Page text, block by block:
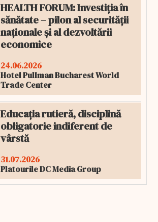
HEALTH FORUM: Investiția în
sănătate – pilon al securității
naționale și al dezvoltării
economice
24.06.2026
Hotel Pullman Bucharest World
Trade Center
Educația rutieră, disciplină
obligatorie indiferent de
vârstă
31.07.2026
Platourile DC Media Group